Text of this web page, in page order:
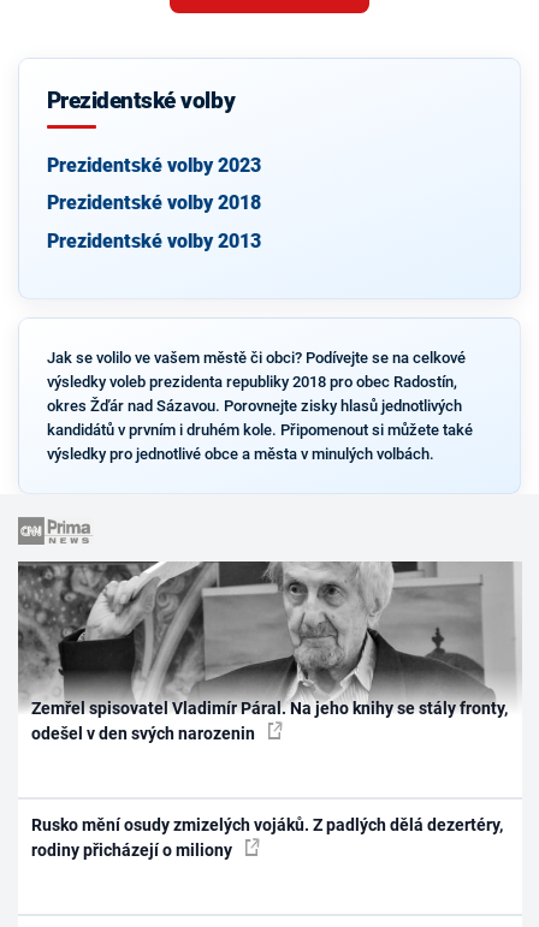
Prezidentské volby
Prezidentské volby 2023
Prezidentské volby 2018
Prezidentské volby 2013
Jak se volilo ve vašem městě či obci? Podívejte se na celkové
výsledky voleb prezidenta republiky 2018 pro obec Radostín,
okres Žďár nad Sázavou. Porovnejte zisky hlasů jednotlivých
kandidátů v prvním i druhém kole. Připomenout si můžete také
výsledky pro jednotlivé obce a města v minulých volbách.
Zemřel spisovatel Vladimír Páral. Na jeho knihy se stály fronty,
odešel v den svých narozenin
Rusko mění osudy zmizelých vojáků. Z padlých dělá dezertéry,
rodiny přicházejí o miliony